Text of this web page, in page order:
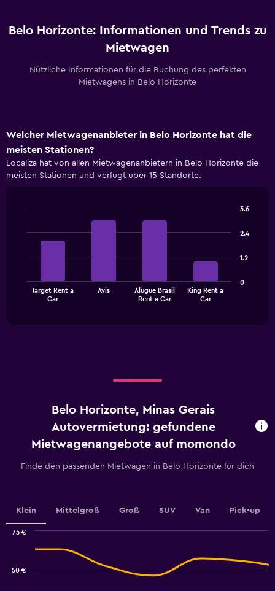
Belo Horizonte: Informationen und Trends zu
Mietwagen
Nützliche Informationen für die Buchung des perfekten
Mietwagens in Belo Horizonte
Welcher Mietwagenanbieter in Belo Horizonte hat die
meisten Stationen?
Localiza hat von allen Mietwagenanbietern in Belo Horizonte die
meisten Stationen und verfügt über 15 Standorte.
bars.
The
chart
axis
Range:
0
to
Target Rent a
Car
Avis
Alugue Brasil
Rent a Car
King Rent a
Car
0
1.2
2.4
3.6
Belo Horizonte, Minas Gerais
Autovermietung: gefundene
Mietwagenangebote auf momondo
Finde den passenden Mietwagen in Belo Horizonte für dich
Klein Mittelgroß Groß SUV Van Pick-up
50 €
75 €